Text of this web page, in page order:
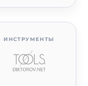
ИНСТРУМЕНТЫ